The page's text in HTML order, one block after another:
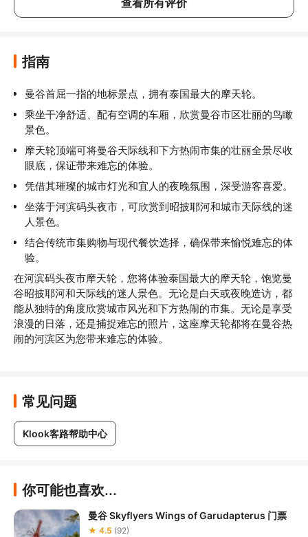
指南
曼谷首屈一指的地标景点，拥有泰国最大的摩天轮。
乘坐干净舒适、配有空调的车厢，欣赏曼谷市区壮丽的鸟瞰
景色。
摩天轮顶端可将曼谷天际线和下方热闹市集的壮丽全景尽收
眼底，保证带来难忘的体验。
凭借其璀璨的城市灯光和宜人的夜晚氛围，深受游客喜爱。
坐落于河滨码头夜市，可欣赏到昭披耶河和城市天际线的迷
人景色。
结合传统市集购物与现代餐饮选择，确保带来愉悦难忘的体
验。
在河滨码头夜市摩天轮，您将体验泰国最大的摩天轮，饱览曼
谷昭披耶河和天际线的迷人景色。无论是白天或夜晚造访，都
能从独特的角度欣赏城市风光和下方热闹的市集。无论是享受
浪漫的日落，还是捕捉难忘的照片，这座摩天轮都将在曼谷热
闹的河滨区为您带来难忘的体验。
常见问题
Klook客路帮助中心
你可能也喜欢...
曼谷 Skyflyers Wings of Garudapterus 门票
★ 4.5 (92)